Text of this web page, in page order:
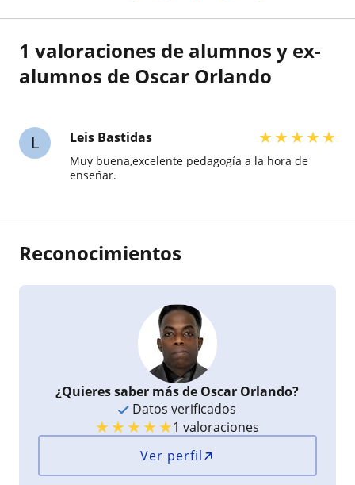
1 valoraciones de alumnos y ex-
alumnos de Oscar Orlando
L Leis Bastidas ★★★★★
Muy buena,excelente pedagogía a la hora de
enseñar.
Reconocimientos
¿Quieres saber más de Oscar Orlando?
Datos verificados
★★★★★1 valoraciones
Ver perfil